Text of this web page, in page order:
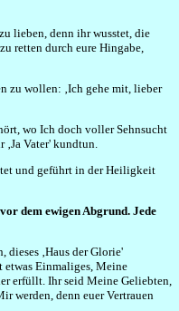
lieben, denn ihr wusstet, die
retten durch eure Hingabe,
zu wollen: ‚Ich gehe mit, lieber
wo Ich doch voller Sehnsucht
Vater' kundtun.
und geführt in der Heiligkeit
dem ewigen Abgrund. Jede
‚Haus der Glorie'
etwas Einmaliges, Meine
erfüllt. Ihr seid Meine Geliebten,
werden, denn euer Vertrauen